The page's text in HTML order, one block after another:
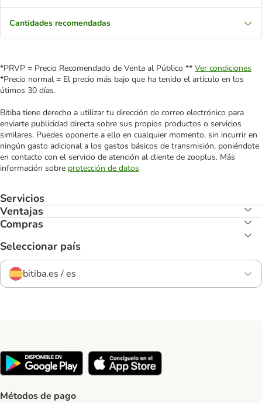
Cantidades recomendadas
*PRVP = Precio Recomendado de Venta al Público ** Ver condiciones
*Precio normal = El precio más bajo que ha tenido el artículo en los
útimos 30 días.
Bitiba tiene derecho a utilizar tu dirección de correo electrónico para
enviarte publicidad directa sobre sus propios productos o servicios
similares. Puedes oponerte a ello en cualquier momento, sin incurrir en
ningún gasto adicional a los gastos básicos de transmisión, poniéndote
en contacto con el servicio de atención al cliente de zooplus. Más
información sobre protección de datos
Servicios
Ventajas
Compras
Seleccionar país
bitiba.es / es
Métodos de pago